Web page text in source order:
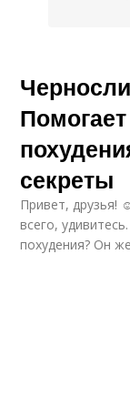
Курага при
Польза для
секреты
Привет, друзья!
всего,
похудения? Он